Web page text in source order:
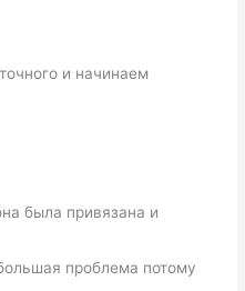
и начинаем
была привязана и
проблема потому